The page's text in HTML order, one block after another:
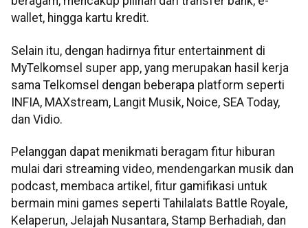
wallet, hingga kartu kredit.
Selain itu, dengan hadirnya fitur entertainment di
MyTelkomsel super app, yang merupakan hasil kerja
sama Telkomsel dengan beberapa platform seperti
INFIA, MAXstream, Langit Musik, Noice, SEA Today,
dan Vidio.
Pelanggan dapat menikmati beragam fitur hiburan
mulai dari streaming video, mendengarkan musik dan
podcast, membaca artikel, fitur gamifikasi untuk
bermain mini games seperti Tahilalats Battle Royale,
Kelaperun, Jelajah Nusantara, Stamp Berhadiah, dan